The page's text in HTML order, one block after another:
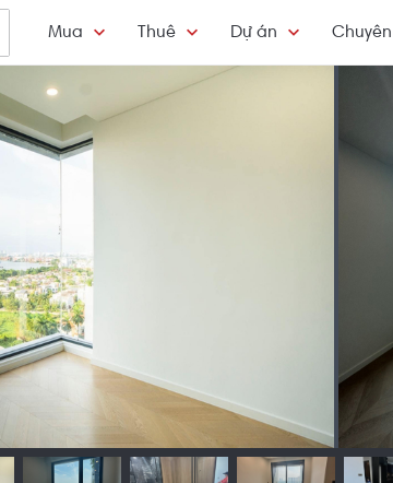
Mua Thuê Dự án